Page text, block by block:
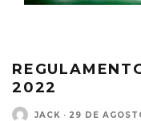
2022
JACK · 29 DE